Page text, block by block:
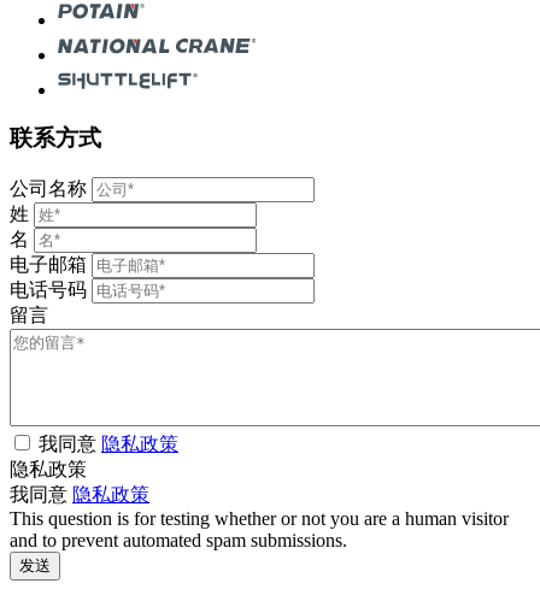
联系方式
公司名称
姓
名
电子邮箱
电话号码
留言
我同意 隐私政策
隐私政策
我同意 隐私政策
This question is for testing whether or not you are a human visitor
and to prevent automated spam submissions.